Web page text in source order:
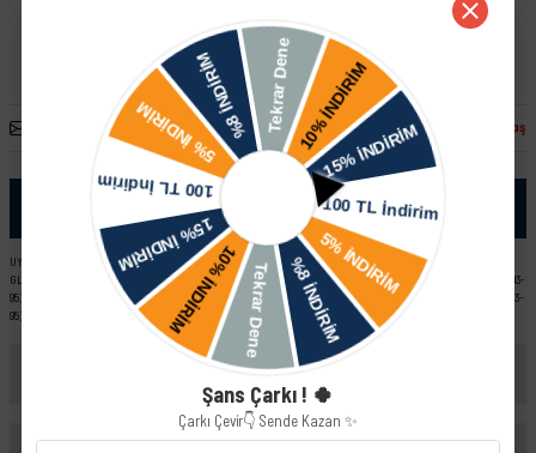
Arkadaşına Öner Fiyatı Düşünce Haber Ver Paylaş
UYUMLU ARAÇ VE MOTOR TIPLERI: Skoda Favorit Pick-Up LX YM (93-95) Skoda Felicia Pick-Up Skoda Felicia LX -
GLX (95-97) Skoda Fabia - I ( 6Y ) Skoda Felicia Combi Skoda Favorit Pick-Up L EM (92-93) Skoda Forman LX YM (93-
95) Skoda Felicia 1.3 MPI Skoda Felicia LX - GLX (98-01) YeniYüz Skoda Favorit L EM (89-92) Skoda Favorit LX YM (93-
95) Skoda Forman L EM (89-92)
Şans Çarkı ! 🍀
Çarkı Çevir👇 Sende Kazan ✨